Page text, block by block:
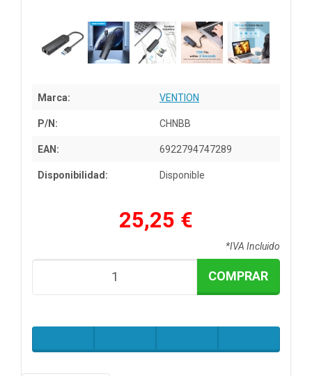
Marca: VENTION
P/N: CHNBB
EAN: 6922794747289
Disponibilidad: Disponible
25,25 €
*IVA Incluido
COMPRAR